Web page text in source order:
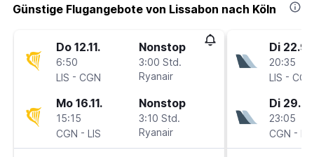
Günstige Flugangebote von Lissabon nach Köln
Do 12.11.
6:50
LIS - CGN
Nonstop
3:00 Std.
Ryanair
Mo 16.11.
15:15
CGN - LIS
Nonstop
3:10 Std.
Ryanair
Di 22.9.
20:35
LIS - CGN
Di 29.9.
23:05
CGN - LIS